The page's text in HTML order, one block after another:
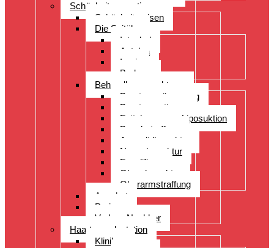
Schönheitsoperation
Schönheitsreisen
Die Spitäler
Istanbul
Antalya
Izmir
Bodrum
Behandlungsspektrum
Brustvergrösserung
Brustoperationen
Fettabsaugung Liposuktion
Bauchstraffung
Augenlidkorrektur
Nasenkorrektur
Faceliftung
Ohrenkorrektur
Oberarmstraffung
Angebot
Preise
Vorher- Nachher
Haartransplantation
Kliniken